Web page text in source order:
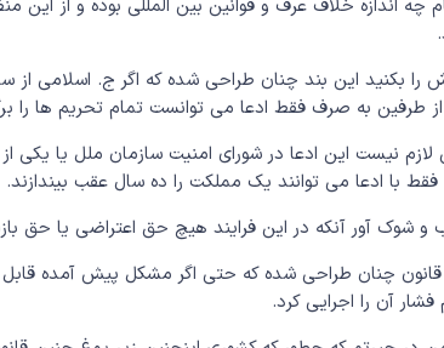
چه اندازه خلاف عرف و قوانین بین المللی بوده و از این
را بکنید این بند چنان طراحی شده که اگر ج. اسلامی از
طرفین به صرف فقط ادعا می توانست تمام تحریم ها را
نیست این ادعا در شورای امنیت سازمان ملل یا
فقط با ادعا می توانند یک مملکت را ده سال عقب بیندازند.
و شوک آور آنکه در این فرایند هیچ حق اعتراضی یا حق
چنان طراحی شده که حتی اگر مشکل پیش آمده
فشار آن را اجرایی کرد.